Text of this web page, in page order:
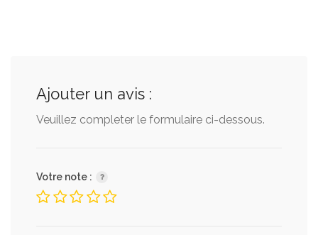
Ajouter un avis :
Veuillez completer le formulaire ci-dessous.
Votre note :